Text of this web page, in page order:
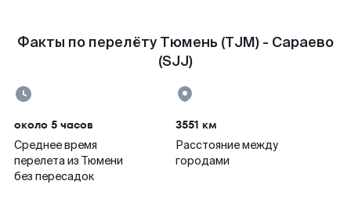
Факты по перелёту Тюмень (TJM) - Сараево
(SJJ)
около 5 часов
Среднее время
перелета из Тюмени
без пересадок
3551 км
Расстояние между
городами